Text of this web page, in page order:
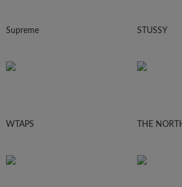
Supreme STUSSY
WTAPS THE